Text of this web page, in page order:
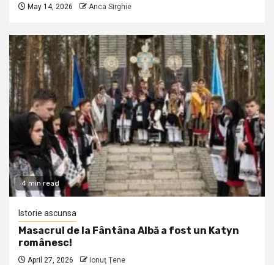
May 14, 2026 Anca Sirghie
4 min read
Istorie ascunsa
Masacrul de la Fântâna Albă a fost un Katyn
românesc!
April 27, 2026 Ionuţ Ţene